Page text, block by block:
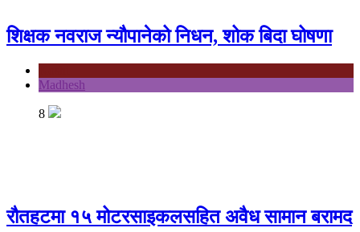
शिक्षक नवराज न्यौपानेको निधन, शोक बिदा घोषणा
Madhesh
8
रौतहटमा १५ मोटरसाइकलसहित अवैध सामान बरामद